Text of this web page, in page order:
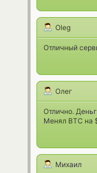
Oleg
Отличный
Олег
Отлично.
Менял ВТС на
Михаил